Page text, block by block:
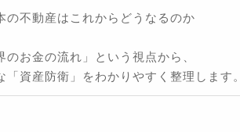
の不動産はこれからどうなるのか
お金の流れ」という視点から、
「資産防衛」をわかりやすく整理します。